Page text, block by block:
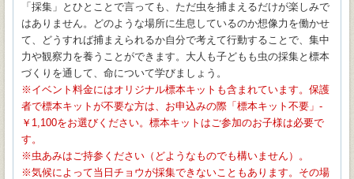
「採集」とひとことで言っても、ただ虫を捕まえるだけが楽しみで
はありません。どのような場所に生息しているのか想像力を働かせ
て、どうすれば捕まえられるか自分で考えて行動することで、集中
力や観察力を養うことができます。大人も子どもも虫の採集と標本
づくりを通して、命について学びましょう。
イベント料金にはオリジナル標本キットも含まれています。保護
者で標本キットが不要な方は、お申込みの際「標本キット不要」-
￥1,100をお選びください。標本キットはご参加のお子様は必要で
す。
※虫あみはご持参ください（どようなものでも構いません）。
※気候によって当日チョウが採集できないこともあります。その場